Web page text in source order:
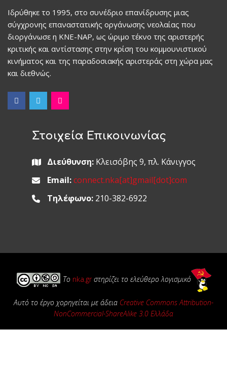
Ιδρύθηκε το 1995, στο συνέδριο επανίδρυσης μιας
σύγχρονης επαναστατικής οργάνωσης νεολαίας που
διοργάνωσε η ΚΝΕ-ΝΑΡ, ως ώριμο τέκνο της αριστερής
κριτικής και αντίστασης στην κρίση του κομμουνιστικού
κινήματος και της παραδοσιακής αριστεράς στη χώρα μας
και διεθνώς.
Στοιχεία Επικοινωνίας
Διεύθυνση:Κλεισόβης 9, πλ. Κάνιγγος
Email: connect.nka[at]gmail[dot]com
Τηλέφωνο:210-382-6922
Το nka.gr στηρίζει το ελεύθερο λογισμικό
Αυτό το έργο χορηγείται με άδεια Creative Commons Attribution-
NonCommercial-ShareAlike 3.0 Ελλάδα